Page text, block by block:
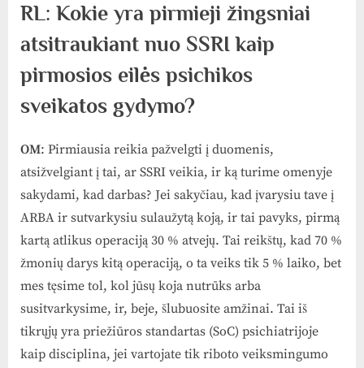
RL: Kokie yra pirmieji žingsniai
atsitraukiant nuo SSRI kaip
pirmosios eilės psichikos
sveikatos gydymo?
OM: Pirmiausia reikia pažvelgti į duomenis,
atsižvelgiant į tai, ar SSRI veikia, ir ką turime omenyje
sakydami, kad darbas? Jei sakyčiau, kad įvarysiu tave į
ARBA ir sutvarkysiu sulaužytą koją, ir tai pavyks, pirmą
kartą atlikus operaciją 30 % atvejų. Tai reikštų, kad 70 %
žmonių darys kitą operaciją, o ta veiks tik 5 % laiko, bet
mes tęsime tol, kol jūsų koja nutrūks arba
susitvarkysime, ir, beje, šlubuosite amžinai. Tai iš
tikrųjų yra priežiūros standartas (SoC) psichiatrijoje
kaip disciplina, jei vartojate tik riboto veiksmingumo